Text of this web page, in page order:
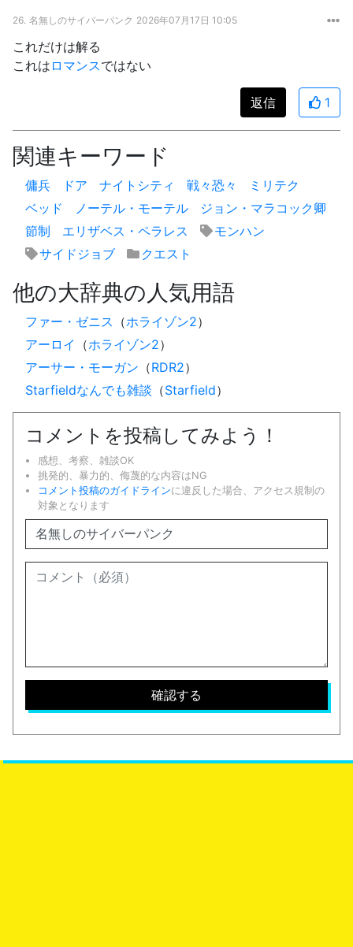
26. 名無しのサイバーパンク 2026年07月17日 10:05
これだけは解る
これは ロマンスではない
返信 1
関連キーワード
傭兵 ドア ナイトシティ 戦々恐々
ミリテク
ベッド
ノーテル・モーテル
ジョン・マラコック卿
節制
エリザベス・ペラレス
モンハン
サイドジョブ
クエスト
他の大辞典の人気用語
ファー・ゼニス （ホライゾン2）
アーロイ
（ホライゾン2）
アーサー・モーガン （RDR2）
Starfieldなんでも雑談 （Starfield）
コメントを投稿してみよう！
感想、考察、雑談OK
挑発的、暴力的、侮蔑的な内容はNG
コメント投稿のガイドラインに違反した場合、アクセス規制の
対象となります